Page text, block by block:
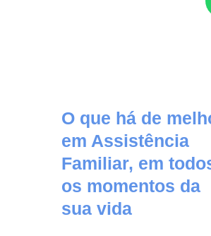
O que há de
em Assistência
Familiar, em
os momentos da
sua vida